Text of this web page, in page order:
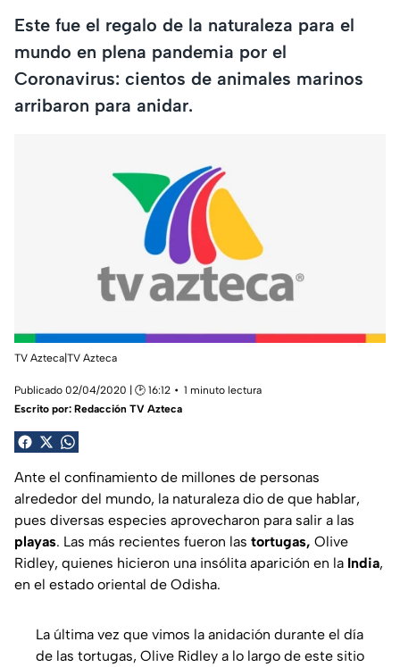
Este fue el regalo de la naturaleza para el
mundo en plena pandemia por el
Coronavirus: cientos de animales marinos
arribaron para anidar.
TV Azteca|TV Azteca
Publicado 02/04/2020 | 🕑 16:12
1 minuto lectura
Escrito por: Redacción TV Azteca
Ante el confinamiento de millones de personas
alrededor del mundo, la naturaleza dio de que hablar,
pues diversas especies aprovecharon para salir a las
playas. Las más recientes fueron las tortugas, Olive
Ridley, quienes hicieron una insólita aparición en la India,
en el estado oriental de Odisha.
La última vez que vimos la anidación durante el día
de las tortugas, Olive Ridley a lo largo de este sitio